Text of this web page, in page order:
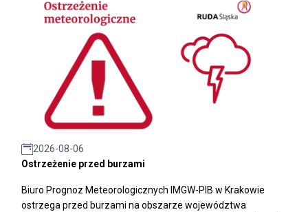
2026-08-06
Ostrzeżenie przed burzami
Biuro Prognoz Meteorologicznych IMGW-PIB w Krakowie
ostrzega przed burzami na obszarze województwa